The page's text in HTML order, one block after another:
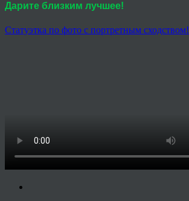
Дарите близким лучшее!
Статуэтка по фото с портретным сходством!